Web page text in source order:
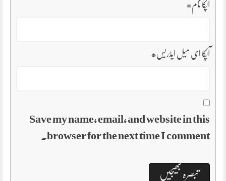
آپکا نام*
آپکا ای میل ایڈریس*
Save my name, email, and website in this
browser for the next time I comment.